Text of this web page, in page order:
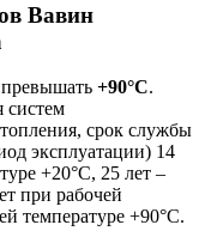
Вавин
+90°C.
систем
срок службы
эксплуатации) 14
+20°С, 25 лет –
при рабочей
температуре +90°С.